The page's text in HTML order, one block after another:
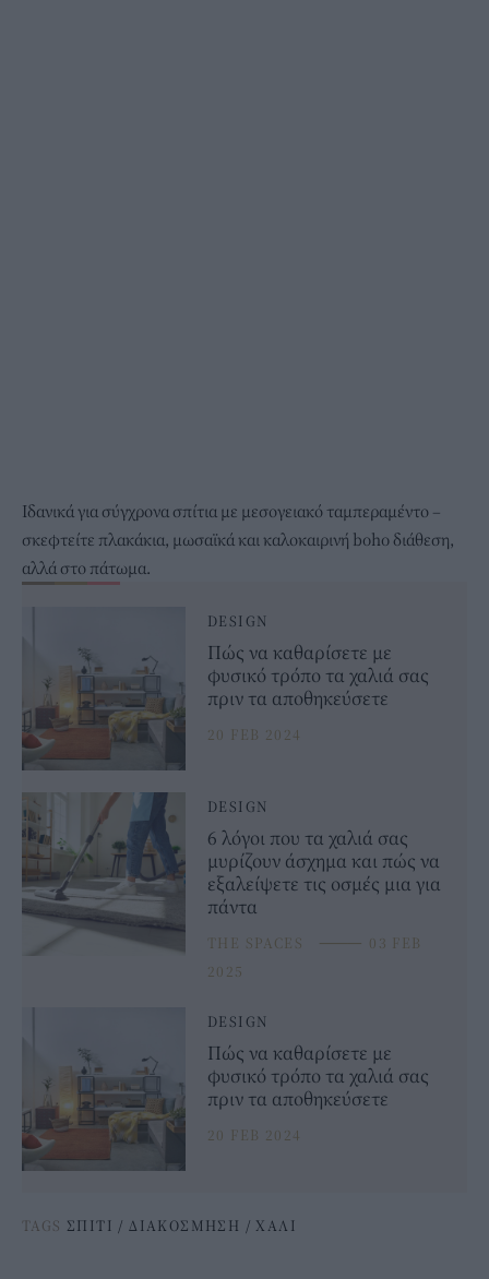
Ιδανικά για σύγχρονα σπίτια με μεσογειακό ταμπεραμέντο –
σκεφτείτε πλακάκια, μωσαϊκά και καλοκαιρινή boho διάθεση,
αλλά στο πάτωμα.
DESIGN
Πώς να καθαρίσετε με
φυσικό τρόπο τα χαλιά σας
πριν τα αποθηκεύσετε
20 FEB 2024
DESIGN
6 λόγοι που τα χαλιά σας
μυρίζουν άσχημα και πώς να
εξαλείψετε τις οσμές μια για
πάντα
THE SPACES ⸻ 03 FEB
2025
DESIGN
Πώς να καθαρίσετε με
φυσικό τρόπο τα χαλιά σας
πριν τα αποθηκεύσετε
20 FEB 2024
TAGS ΣΠΙΤΙ / ΔΙΑΚΟΣΜΗΣΗ / ΧΑΛΙ